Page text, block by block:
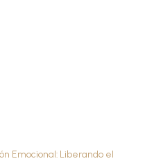
Emocional: Liberando el